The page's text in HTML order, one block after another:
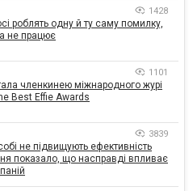
1428
роблять одну й ту саму помилку,
не працює
1101
членкинею міжнародного журі
Best Effie Awards
3839
не підвищують ефективність
показало, що насправді впливає